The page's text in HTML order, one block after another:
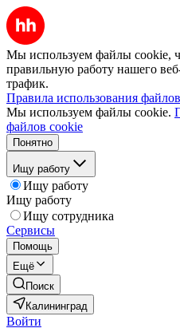
Мы используем файлы cookie,
правильную работу нашего
трафик.
Правила использования
Мы используем файлы cookie.
файлов cookie
Понятно
Ищу работу
Ищу работу
Ищу работу
Ищу сотрудника
Сервисы
Помощь
Ещё
Поиск
Калининград
Войти